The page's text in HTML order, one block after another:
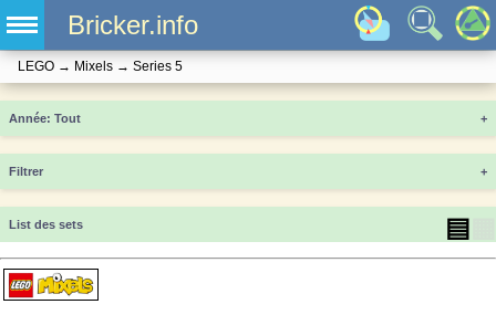
Bricker.info
LEGO → Mixels → Series 5
Année +
Filtrer +
List des sets ▤